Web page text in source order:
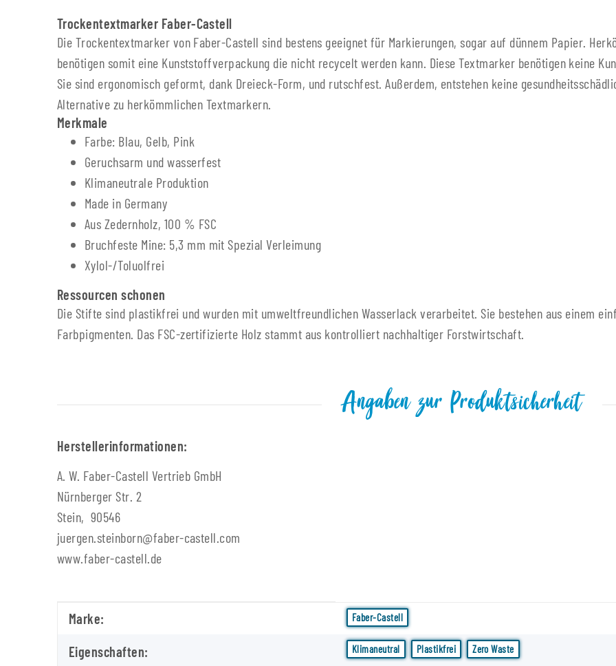
Trockentextmarker Faber-Castell
Die Trockentextmarker von Faber-Castell sind bestens geeignet für Markierungen, sogar auf dünnem Papier.
benötigen somit eine Kunststoffverpackung die nicht recycelt werden kann. Diese Textmarker benötigen keine
Sie sind ergonomisch geformt, dank Dreieck-Form, und rutschfest. Außerdem, entstehen keine
Alternative zu herkömmlichen Textmarkern.
Merkmale
Farbe: Blau, Gelb, Pink
Geruchsarm und wasserfest
Klimaneutrale Produktion
Made in Germany
Aus Zedernholz, 100 % FSC
Bruchfeste Mine: 5,3 mm mit Spezial Verleimung
Xylol-/Toluolfrei
Ressourcen schonen
Die Stifte sind plastikfrei und wurden mit umweltfreundlichen Wasserlack verarbeitet. Sie bestehen aus einem
Farbpigmenten. Das FSC-zertifizierte Holz stammt aus kontrolliert nachhaltiger Forstwirtschaft.
Angaben zur Produktsicherheit
Herstellerinformationen:
A. W. Faber-Castell Vertrieb GmbH
Nürnberger Str. 2
Stein, 90546
juergen.steinborn@faber-castell.com
www.faber-castell.de
Produkteigenschaft
Wert
Marke: Faber-Castell
Eigenschaften: Klimaneutral Plastikfrei Zero Waste